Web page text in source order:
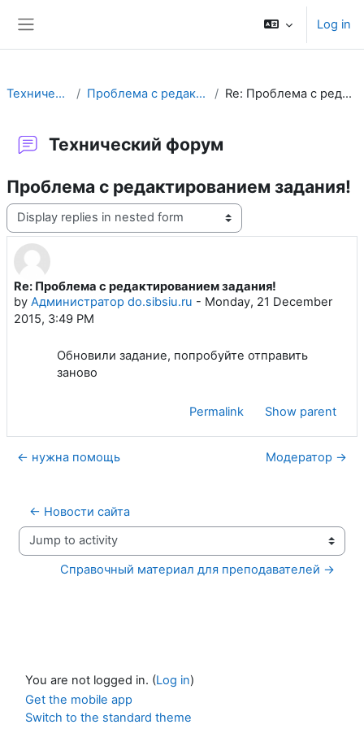
Log in
Технический форум Проблема с редактированием задания! Re: Проблема с редактированием задания!
Технический форум
Проблема с редактированием задания!
Display mode
Re: Проблема с редактированием задания!
by Администратор do.sibsiu.ru - Monday, 21 December
2015, 3:49 PM
Number of replies: 0
Обновили задание, попробуйте отправить
заново
Permalink Show parent
← нужна помощь Модератор →
← Новости сайта
Jump to activity
Справочный материал для преподавателей →
You are not logged in. (Log in)
Get the mobile app
Switch to the standard theme